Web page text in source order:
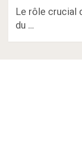
Le rôle crucial
du …